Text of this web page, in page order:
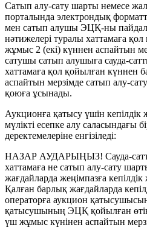
Сатып алу-сату шарты немесе
порталында электрондық
мен сатып алушы ЭЦҚ-ны
нәтижелері туралы хаттамаға
жұмыс 2 (екі) күннен аспайтын
сатушы сатып алушыға сауда-
хаттамаға қол қойылған күннен
аспайтын мерзімде сатып алу-
қоюға ұсынады.
Аукционға қатысу үшін кепілдік
мүлікті есепке алу саласындағы
деректемелеріне енгізіледі:
НАЗАР АУДАРЫҢЫЗ! Сауда-
хаттамаға не сатып алу-сату
жағдайларда жеңімпазға
Қалған барлық жағдайларда
операторға аукцион
қатысушының ЭЦҚ қойылған
үш жұмыс күнінен аспайтын